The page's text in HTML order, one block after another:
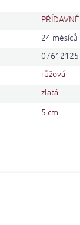
24 měsíců
růžová
zlatá
5 cm